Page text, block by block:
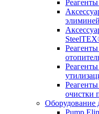
очистки
Оборудование
Pump